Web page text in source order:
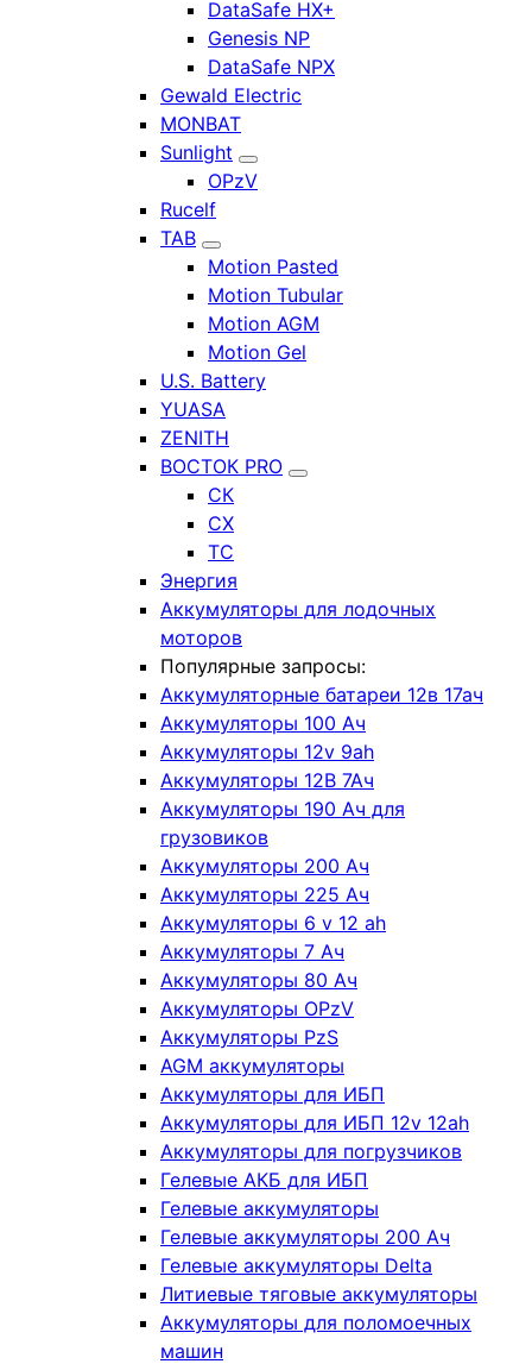
DataSafe HX+
Genesis NP
DataSafe NPX
Gewald Electric
MONBAT
Sunlight
OPzV
Rucelf
TAB
Motion Pasted
Motion Tubular
Motion AGM
Motion Gel
U.S. Battery
YUASA
ZENITH
ВОСТОК PRO
СК
СХ
ТС
Энергия
Аккумуляторы для лодочных
моторов
Популярные запросы:
Аккумуляторные батареи 12в 17ач
Аккумуляторы 100 Ач
Аккумуляторы 12v 9ah
Аккумуляторы 12В 7Ач
Аккумуляторы 190 Ач для
грузовиков
Аккумуляторы 200 Ач
Аккумуляторы 225 Ач
Аккумуляторы 6 v 12 ah
Аккумуляторы 7 Ач
Аккумуляторы 80 Ач
Аккумуляторы OPzV
Аккумуляторы PzS
AGM аккумуляторы
Аккумуляторы для ИБП
Аккумуляторы для ИБП 12v 12ah
Аккумуляторы для погрузчиков
Гелевые АКБ для ИБП
Гелевые аккумуляторы
Гелевые аккумуляторы 200 Ач
Гелевые аккумуляторы Delta
Литиевые тяговые аккумуляторы
Аккумуляторы для поломоечных
машин